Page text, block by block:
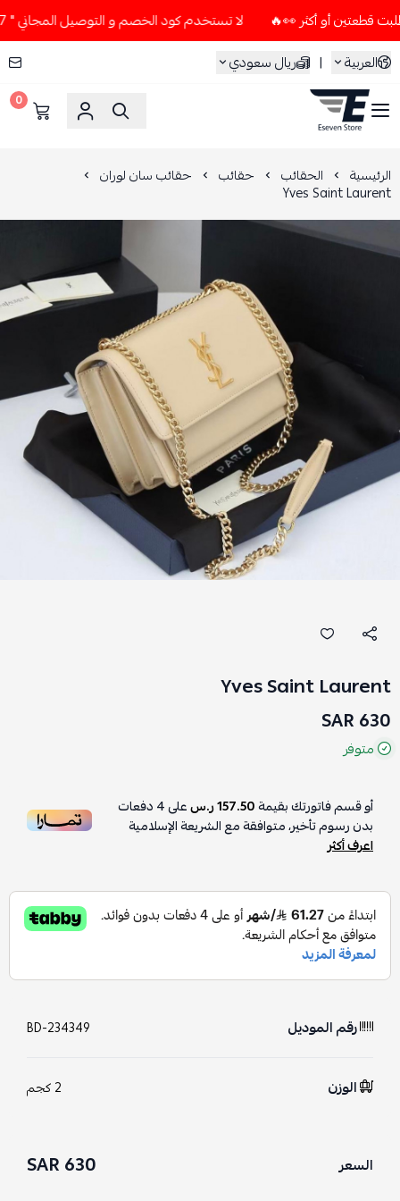
لا تستخدم كود الخصم و التوصيل المجاني " N7 " إلا إذا طلبت قطعتين أو أكثر 👀🔥
العربية
| ريال سعودي
ESEVEN STORE
0
الرئيسية الحقائب حقائب حقائب سان لوران
Yves Saint Laurent
Yves Saint Laurent
630 SAR
متوفر
أو قسم فاتورتك بقيمة157.50 ر.س على4دفعات
بدون رسوم تأخير، متوافقة مع الشريعة الإسلامية
اعرف أكثر
رقم الموديل BD-234349
الوزن 2 كجم
السعر 630 SAR